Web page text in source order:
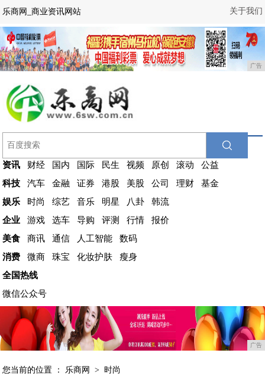
关于我们
乐商网_商业资讯网站
广告
资讯 财经 国内 国际 民生 视频 原创 滚动
公益
科技
汽车 金融 证券 港股 美股 公司 理财
基金
娱乐
时尚 综艺 音乐 明星 八卦
韩流
企业
游戏 选车 导购 评测 行情
报价
美食
商讯 通信 人工智能
数码
消费
微商 珠宝 化妆护肤
瘦身
全国热线
微信公众号
广告
您当前的位置 ： 乐商网 > 时尚